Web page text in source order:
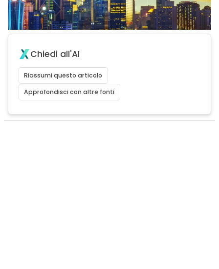
Chiedi all'AI
Riassumi questo articolo
Approfondisci con altre fonti